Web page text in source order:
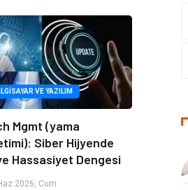
VE YAZILIM
Mgmt (yama
Siber Hijyende
Hassasiyet Dengesi
2026, Cum